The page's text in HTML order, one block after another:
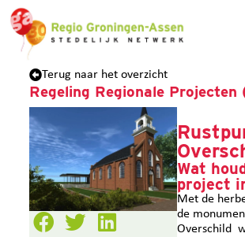
Terug naar het overzicht
Regeling Regionale Projecten
Wat
project
Met de
de
Overschild